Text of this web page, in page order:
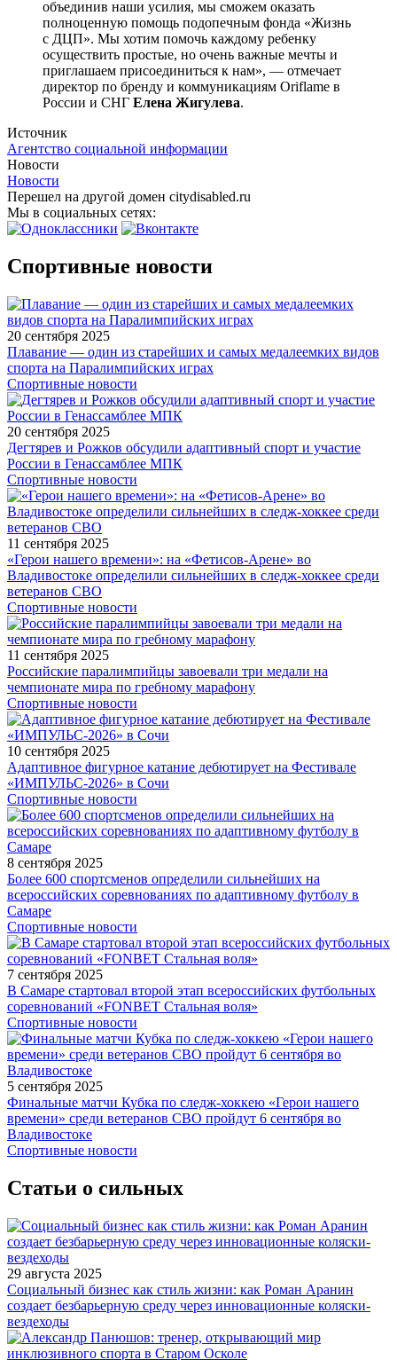
объединив наши усилия, мы сможем оказать
полноценную помощь подопечным фонда «Жизнь
с ДЦП». Мы хотим помочь каждому ребенку
осуществить простые, но очень важные мечты и
приглашаем присоединиться к нам», — отмечает
директор по бренду и коммуникациям Oriflame в
России и СНГ Елена Жигулева.
Источник
Агентство социальной информации
Новости
Новости
Перешел на другой домен citydisabled.ru
Мы в социальных сетях:
Спортивные новости
20 сентября 2025
Плавание — один из старейших и самых медалеемких видов
спорта на Паралимпийских играх
Спортивные новости
20 сентября 2025
Дегтярев и Рожков обсудили адаптивный спорт и участие
России в Генассамблее МПК
Спортивные новости
11 сентября 2025
«Герои нашего времени»: на «Фетисов-Арене» во
Владивостоке определили сильнейших в следж-хоккее среди
ветеранов СВО
Спортивные новости
11 сентября 2025
Российские паралимпийцы завоевали три медали на
чемпионате мира по гребному марафону
Спортивные новости
10 сентября 2025
Адаптивное фигурное катание дебютирует на Фестивале
«ИМПУЛЬС-2026» в Сочи
Спортивные новости
8 сентября 2025
Более 600 спортсменов определили сильнейших на
всероссийских соревнованиях по адаптивному футболу в
Самаре
Спортивные новости
7 сентября 2025
В Самаре стартовал второй этап всероссийских футбольных
соревнований «FONBET Стальная воля»
Спортивные новости
5 сентября 2025
Финальные матчи Кубка по следж-хоккею «Герои нашего
времени» среди ветеранов СВО пройдут 6 сентября во
Владивостоке
Спортивные новости
Статьи о сильных
29 августа 2025
Социальный бизнес как стиль жизни: как Роман Аранин
создает безбарьерную среду через инновационные коляски-
вездеходы